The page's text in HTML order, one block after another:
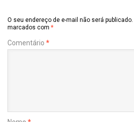
O seu endereço de e-mail não será publicado.
marcados com *
Comentário *